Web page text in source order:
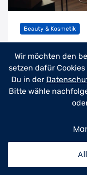
Beauty & Kosmetik
Tattoo-
zuhause &
Käufern aller
Heimanwender
Wir möchten den
setzen dafür
Du in der
Bitte wähle